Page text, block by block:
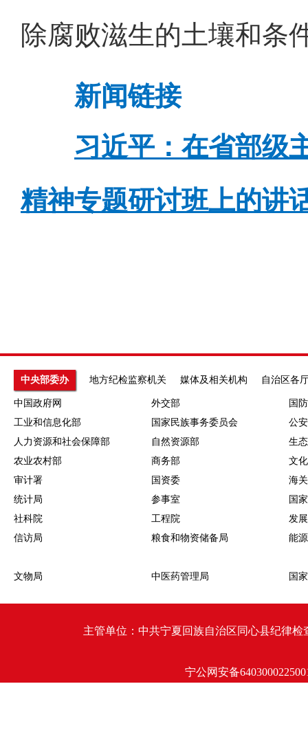
除腐败滋生的土壤和条
新闻链接
习近平：在省部级
精神专题研讨班上的讲
中央部委办 地方纪检监察机关 媒体及相关机构 自治区各
中国政府网 外交部
国
工业和信息化部
国家民族事务委员会
公
人力资源和社会保障部
自然资源部
生
农业农村部
商务部
文
审计署
国资委
海
统计局
参事室
国
社科院
工程院
发
信访局
粮食和物资储备局 能
文物局 中医药管理局 国
主管单位：中共宁夏回族自治区同心县纪律检
宁公网安备